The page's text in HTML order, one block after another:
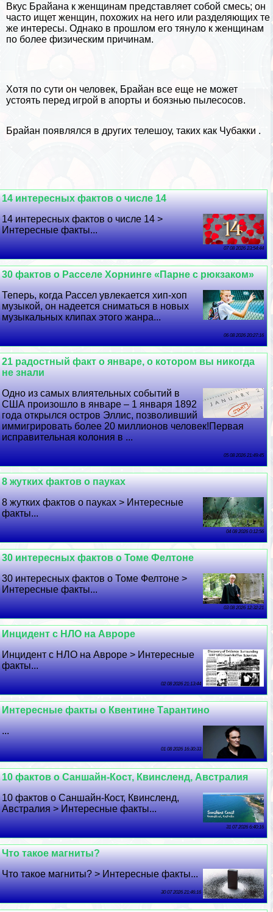
Вкус Брайана к женщинам представляет собой смесь; он
часто ищет женщин, похожих на него или разделяющих те
же интересы. Однако в прошлом его тянуло к женщинам
по более физическим причинам.
Хотя по сути он человек, Брайан все еще не может
устоять перед игрой в апорты и боязнью пылесосов.
Брайан появлялся в других телешоу, таких как Чубакки .
14 интересных фактов о числе 14
14 интересных фактов о числе 14 >
Интересные факты...
07 08 2026 23:54:44
30 фактов о Расселе Хорнинге «Парне с рюкзаком»
Теперь, когда Рассел увлекается хип-хоп
музыкой, он надеется сниматься в новых
музыкальных клипах этого жанра...
06 08 2026 20:27:16
21 радостный факт о январе, о котором вы никогда
не знали
Одно из самых влиятельных событий в
США произошло в январе – 1 января 1892
года открылся остров Эллис, позволивший
иммигрировать более 20 миллионов человек!Первая
исправительная колония в ...
05 08 2026 21:49:45
8 жутких фактов о пауках
8 жутких фактов о пауках > Интересные
факты...
04 08 2026 0:12:56
30 интересных фактов о Томе Фелтоне
30 интересных фактов о Томе Фелтоне >
Интересные факты...
03 08 2026 12:32:21
Инцидент с НЛО на Авроре
Инцидент с НЛО на Авроре > Интересные
факты...
02 08 2026 21:13:44
Интересные факты о Квентине Тарантино
...
01 08 2026 16:30:33
10 фактов о Саншайн-Кост, Квинсленд, Австралия
10 фактов о Саншайн-Кост, Квинсленд,
Австралия > Интересные факты...
31 07 2026 6:40:16
Что такое магниты?
Что такое магниты? > Интересные факты...
30 07 2026 21:46:16